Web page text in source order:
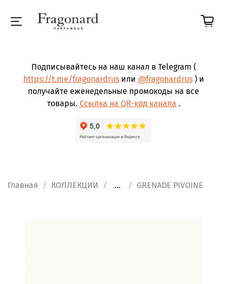
Подписывайтесь на наш канал в Telegram (
https://t.me/fragonardrusили @fragonardrus) и
получайте еженедельные промокоды на все
товары. Ссылка на QR-код канала .
Главная КОЛЛЕКЦИИ ... GRENADE PIVOINE